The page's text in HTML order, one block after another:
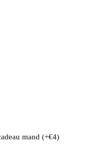
mand (+€4)